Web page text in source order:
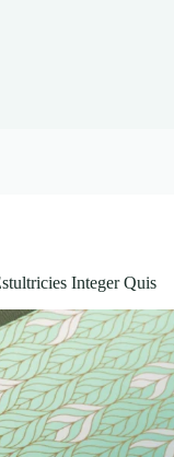
Integer Quis